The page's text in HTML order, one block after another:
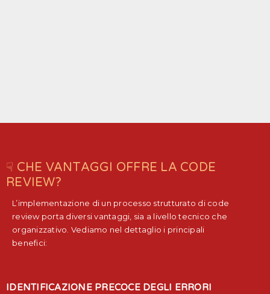
☟ CHE VANTAGGI OFFRE LA CODE
REVIEW?
L’implementazione di un processo strutturato di code
review porta diversi vantaggi, sia a livello tecnico che
organizzativo. Vediamo nel dettaglio i principali
benefici:
IDENTIFICAZIONE PRECOCE DEGLI ERRORI